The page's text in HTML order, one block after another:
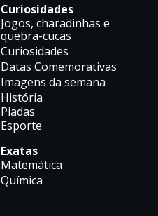
Curiosidades
Jogos, charadinhas e
quebra-cucas
Curiosidades
Datas Comemorativas
Imagens da semana
História
Piadas
Esporte
Exatas
Matemática
Química